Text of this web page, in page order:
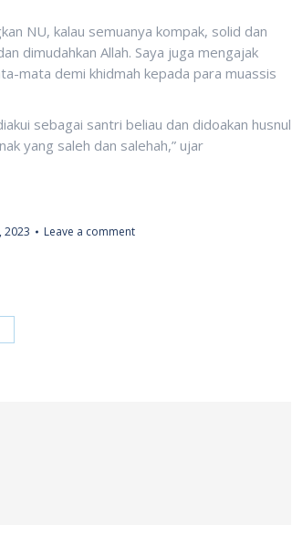
NU, kalau semuanya kompak, solid dan
dimudahkan Allah. Saya juga mengajak
mata demi khidmah kepada para muassis
sebagai santri beliau dan didoakan husnul
yang saleh dan salehah,” ujar
2023 Leave a comment